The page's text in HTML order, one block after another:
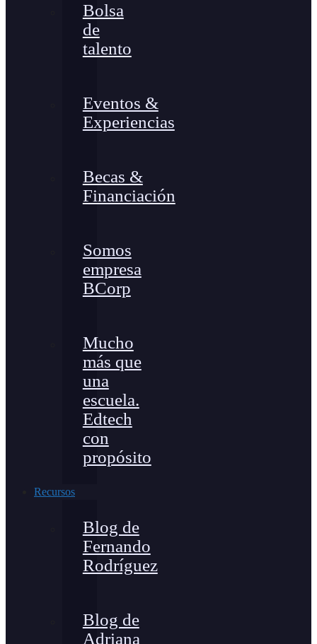
Bolsa
de
talento
Eventos &
Experiencias
Becas &
Financiación
Somos
empresa
BCorp
Mucho
más que
una
escuela.
Edtech
con
propósito
Recursos
Blog de
Fernando
Rodríguez
Blog de
Adriana